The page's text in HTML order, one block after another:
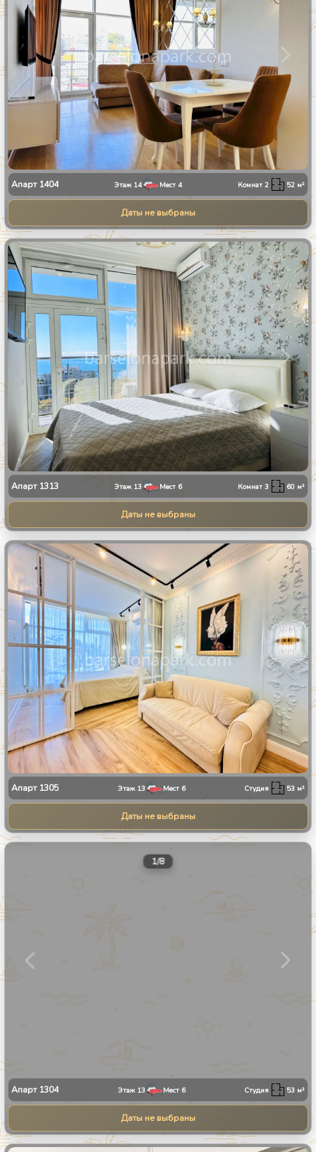
Апарт 1404 Этаж 14 Мест 4 Комнат2 52 м²
Даты не выбраны
Апарт 1313 Этаж 13 Мест 6 Комнат3 60 м²
Даты не выбраны
Апарт 1305 Этаж 13 Мест 6 Студия 53 м²
Даты не выбраны
1/8
Апарт 1304 Этаж 13 Мест 6 Студия 53 м²
Даты не выбраны